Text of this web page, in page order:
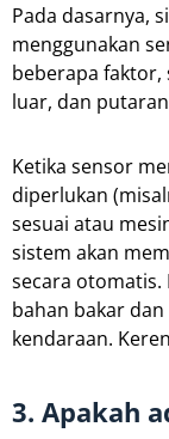
Pada dasarnya,
menggunakan
beberapa faktor,
luar, dan
Ketika sensor
diperlukan
sesuai atau
sistem akan
secara
bahan bakar
kendaraan.
3. Apakah